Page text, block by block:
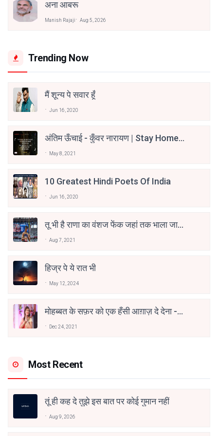
अना आबरू
Manish Rajaji Aug 5, 2026
Trending Now
मैं शून्य पे सवार हूँ
Jun 16, 2020
अंतिम ऊँचाई - कुँवर नारायण | Stay Home
May 8, 2021
10 Greatest Hindi Poets Of India
Jun 16, 2020
तू भी है राणा का वंशज फेंक जहां तक भाला जाए:
Aug 7, 2021
हिज्र पे ये रात भी
May 12, 2024
मोहब्बत के सफ़र को एक हँसी आग़ाज़ दे देना -
Dec 24, 2021
Most Recent
तूं ही कह दे तुझे इस बात पर कोई गुमान नहीं
Aug 9, 2026